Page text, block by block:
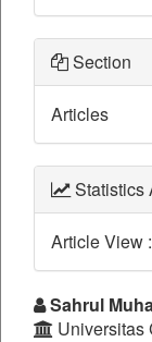
Section
Articles
Statistics
Article View
Sahrul
Universitas